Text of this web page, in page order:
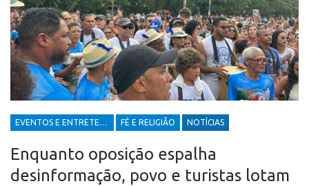
EVENTOS E ENTRETENIMENTOS FÉ E RELIGIÃO NOTÍCIAS
Enquanto oposição espalha
desinformação, povo e turistas lotam